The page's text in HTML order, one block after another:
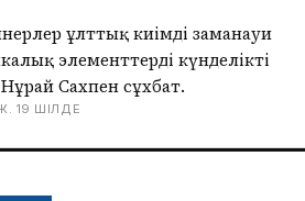
ұлттық киімді заманауи
элементтерді күнделікті
Сахпен сұхбат.
19 ШІЛДЕ